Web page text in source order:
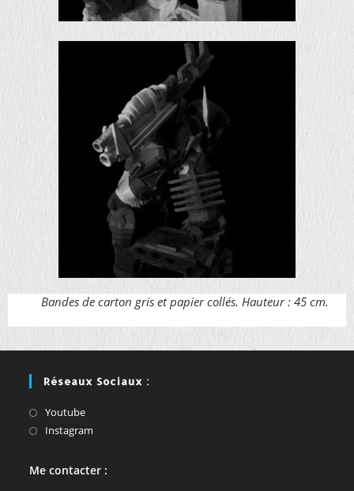
Bandes de carton gris et papier collés. Hauteur : 45 cm.
Réseaux Sociaux :
Youtube
Instagram
Me contacter :